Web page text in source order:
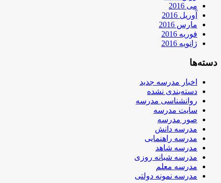
می 2016
آوریل 2016
مارس 2016
فوریه 2016
ژانویه 2016
دسته‌ها
اخبار مدرسه جدید
دسته‌بندی نشده
روانشناسی مدرسه
سایت مدرسه
صور مدرسه
مدرسه دانش
مدرسه راهنمایی
مدرسه شاهد
مدرسه شبانه روزی
مدرسه معلم
مدرسه نمونه دولتی